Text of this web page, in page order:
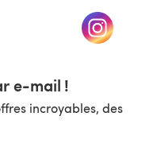
nouvel onglet) (s'ouvre
e-mail !
incroyables, des